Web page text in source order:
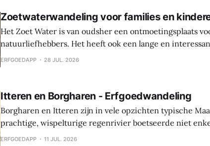
Zoetwaterwandeling voor families en
Het Zoet Water is van oudsher een ontmoetingsplaats
natuurliefhebbers. Het heeft ook een lange en
Hier werden sporen gevonden van bewoning en
ERFGOEDAPP 28 JUL. 2026
Itteren en Borgharen - Erfgoedwandeling
Borgharen en Itteren zijn in vele opzichten typische
prachtige, wispelturige regenrivier boetseerde niet
landschap, maar gaf ook mee vorm aan de levens van de
ERFGOEDAPP 11 JUL. 2026